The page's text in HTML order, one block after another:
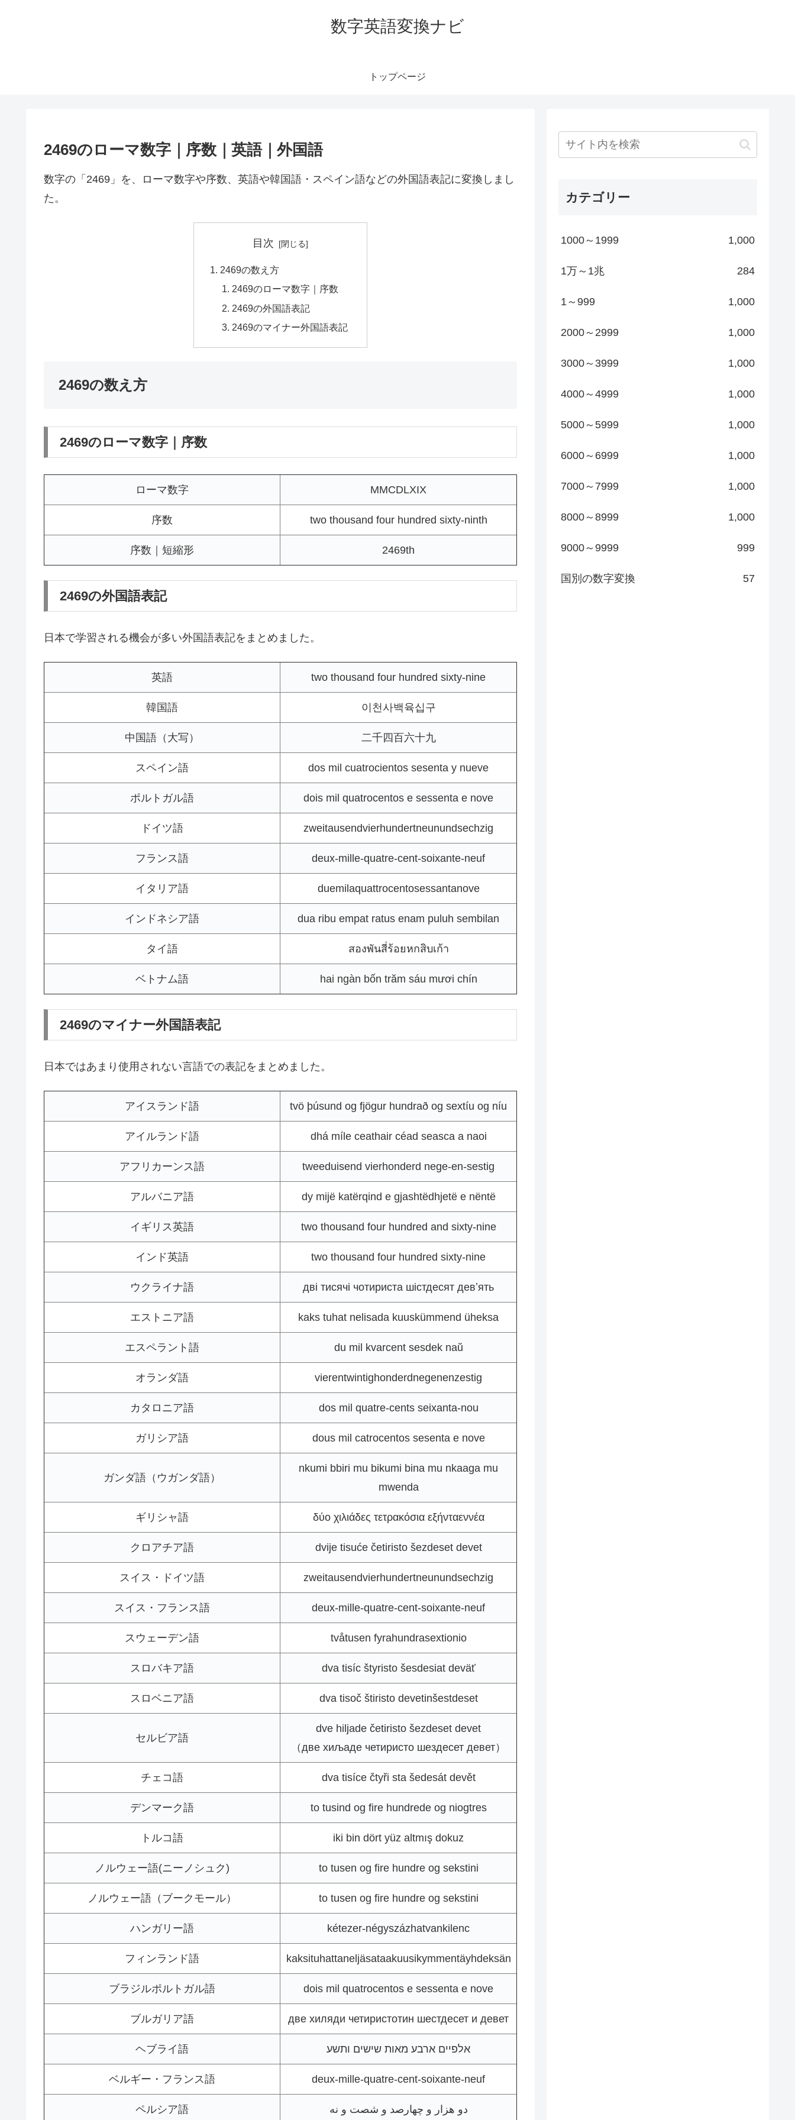
数字英語変換ナビ
トップページ
2469のローマ数字｜序数｜英語｜外国語
数字の「2469」を、ローマ数字や序数、英語や韓国語・スペイン語などの外国語表記に変換しまし
た。
目次
2469の数え方
2469のローマ数字｜序数
2469の外国語表記
2469のマイナー外国語表記
2469の数え方
2469のローマ数字｜序数
ローマ数字 MMCDLXIX
序数 two thousand four hundred sixty-ninth
序数｜短縮形 2469th
2469の外国語表記
日本で学習される機会が多い外国語表記をまとめました。
英語 two thousand four hundred sixty-nine
韓国語 이천사백육십구
中国語（大写） 二千四百六十九
スペイン語 dos mil cuatrocientos sesenta y nueve
ポルトガル語 dois mil quatrocentos e sessenta e nove
ドイツ語 zweitausendvierhundertneunundsechzig
フランス語 deux-mille-quatre-cent-soixante-neuf
イタリア語 duemilaquattrocentosessantanove
インドネシア語 dua ribu empat ratus enam puluh sembilan
タイ語 สองพันสี่ร้อยหกสิบเก้า
ベトナム語 hai ngàn bốn trăm sáu mươi chín
2469のマイナー外国語表記
日本ではあまり使用されない言語での表記をまとめました。
アイスランド語 tvö þúsund og fjögur hundrað og sextíu og níu
アイルランド語 dhá míle ceathair céad seasca a naoi
アフリカーンス語 tweeduisend vierhonderd nege-en-sestig
アルバニア語 dy mijë katërqind e gjashtëdhjetë e nëntë
イギリス英語 two thousand four hundred and sixty-nine
インド英語 two thousand four hundred sixty-nine
ウクライナ語 дві тисячі чотириста шістдесят девʼять
エストニア語 kaks tuhat nelisada kuuskümmend üheksa
エスペラント語 du mil kvarcent sesdek naŭ
オランダ語 vierentwintighonderdnegenenzestig
カタロニア語 dos mil quatre-cents seixanta-nou
ガリシア語 dous mil catrocentos sesenta e nove
ガンダ語（ウガンダ語）
nkumi bbiri mu bikumi bina mu nkaaga mu
mwenda
ギリシャ語 δύο χιλιάδες τετρακόσια εξήνταεννέα
クロアチア語 dvije tisuće četiristo šezdeset devet
スイス・ドイツ語 zweitausendvierhundertneunundsechzig
スイス・フランス語 deux-mille-quatre-cent-soixante-neuf
スウェーデン語 tvåtusen fyrahundrasextionio
スロバキア語 dva tisíc štyristo šesdesiat deväť
スロベニア語 dva tisoč štiristo devetinšestdeset
セルビア語
dve hiljade četiristo šezdeset devet
（две хиљаде четиристо шездесет девет）
チェコ語 dva tisíce čtyři sta šedesát devět
デンマーク語 to tusind og fire hundrede og niogtres
トルコ語 iki bin dört yüz altmış dokuz
ノルウェー語(ニーノシュク) to tusen og fire hundre og sekstini
ノルウェー語（ブークモール） to tusen og fire hundre og sekstini
ハンガリー語 kétezer-négyszázhatvankilenc
フィンランド語 kaksituhattaneljäsataakuusikymmentäyhdeksän
ブラジルポルトガル語 dois mil quatrocentos e sessenta e nove
ブルガリア語 две хиляди четиристотин шестдесет и девет
ヘブライ語 אלפיים ארבע מאות שישים ותשע
ベルギー・フランス語 deux-mille-quatre-cent-soixante-neuf
ペルシア語 دو هزار و چهارصد و شصت و نه
カテゴリー
1000～1999 1,000
1万～1兆 284
1～999 1,000
2000～2999 1,000
3000～3999 1,000
4000～4999 1,000
5000～5999 1,000
6000～6999 1,000
7000～7999 1,000
8000～8999 1,000
9000～9999 999
国別の数字変換 57